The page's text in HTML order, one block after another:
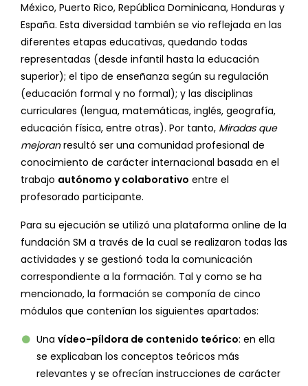
México, Puerto Rico, República Dominicana, Honduras y
España. Esta diversidad también se vio reflejada en las
diferentes etapas educativas, quedando todas
representadas (desde infantil hasta la educación
superior); el tipo de enseñanza según su regulación
(educación formal y no formal); y las disciplinas
curriculares (lengua, matemáticas, inglés, geografía,
educación física, entre otras). Por tanto, Miradas que
mejoranresultó ser una comunidad profesional de
conocimiento de carácter internacional basada en el
trabajo autónomo y colaborativo entre el
profesorado participante.
Para su ejecución se utilizó una plataforma online de la
fundación SM a través de la cual se realizaron todas las
actividades y se gestionó toda la comunicación
correspondiente a la formación. Tal y como se ha
mencionado, la formación se componía de cinco
módulos que contenían los siguientes apartados:
Una vídeo-píldora de contenido teórico: en ella
se explicaban los conceptos teóricos más
relevantes y se ofrecían instrucciones de carácter